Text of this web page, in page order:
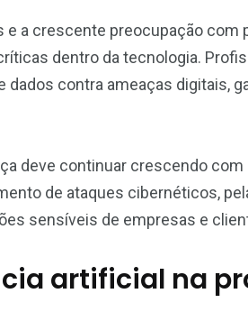
a crescente preocupação com
dentro da tecnologia.
contra ameaças digitais,
deve continuar crescendo com
de ataques cibernéticos,
sensíveis de empresas e
artificial na